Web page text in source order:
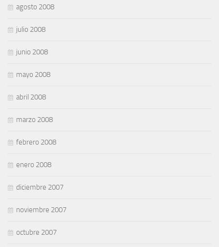
agosto 2008
julio 2008
junio 2008
mayo 2008
abril 2008
marzo 2008
febrero 2008
enero 2008
diciembre 2007
noviembre 2007
octubre 2007